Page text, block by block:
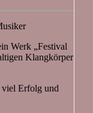
Werk „Festival
Klangkörper
viel Erfolg und